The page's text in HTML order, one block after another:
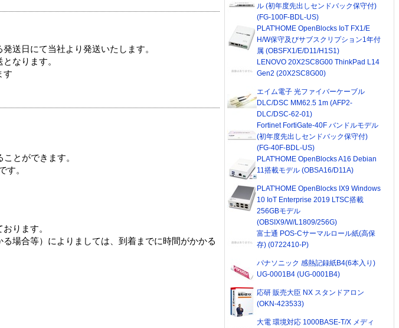
送日にて当社より発送いたします。
なります。
す
とができます。
す。
ります。
場合等）によりましては、到着までに時間がかかる
ル (初年度先出しセンドバック保守付)
(FG-100F-BDL-US)
PLAT'HOME OpenBlocks IoT FX1/E
H/W保守及びサブスクリプション1年付
属 (OBSFX1/E/D11/H1S1)
LENOVO 20X2SC8G00 ThinkPad L14
Gen2 (20X2SC8G00)
エイム電子 光ファイバーケーブル
DLC/DSC MM62.5 1m (AFP2-
DLC/DSC-62-01)
Fortinet FortiGate-40F バンドルモデル
(初年度先出しセンドバック保守付)
(FG-40F-BDL-US)
PLAT'HOME OpenBlocks A16 Debian
11搭載モデル (OBSA16/D11A)
PLAT'HOME OpenBlocks IX9 Windows
10 IoT Enterprise 2019 LTSC搭載
256GBモデル
(OBSIX9/W/L1809/256G)
富士通 POS-Cサーマルロール紙(高保
存) (0722410-P)
パナソニック 感熱記録紙B4(6本入り)
UG-0001B4 (UG-0001B4)
応研 販売大臣 NX スタンドアロン
(OKN-423533)
大電 環境対応 1000BASE-T/X メディ